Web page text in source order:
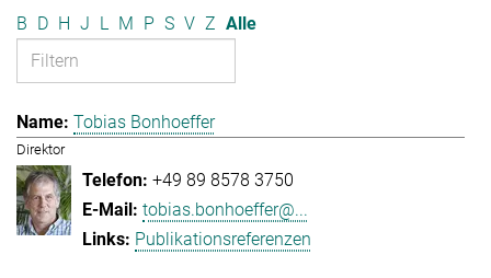
B D H J L M P S V Z Alle
Tobias Bonhoeffer
Direktor
+49 89 8578 3750
tobias.bonhoeffer@...
Publikationsreferenzen